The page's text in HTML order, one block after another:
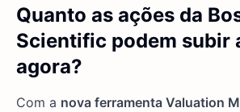
Quanto as ações da
Scientific podem subir
agora?
Com a nova ferramenta Valuation